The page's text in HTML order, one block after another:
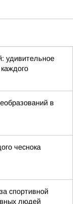
удивительное
в
чеснока
спортивной
людей